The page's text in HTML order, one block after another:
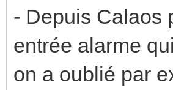
- Depuis Calaos
entrée alarme
on a oublié par